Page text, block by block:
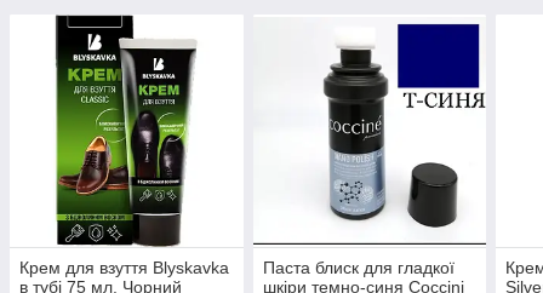
Крем для взуття Blyskavka
в тубі 75 мл. Чорний
Паста блиск для гладкої
шкіри темно-синя Coccini